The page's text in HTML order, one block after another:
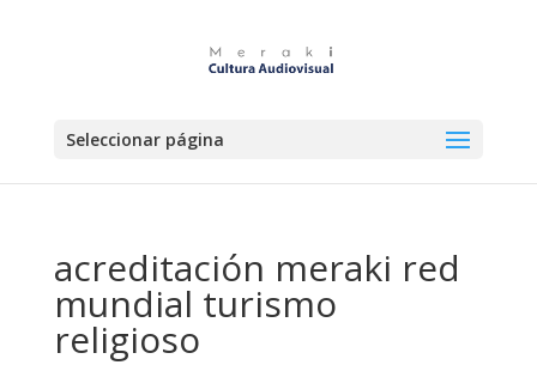
Seleccionar página
acreditación meraki red
mundial turismo
religioso